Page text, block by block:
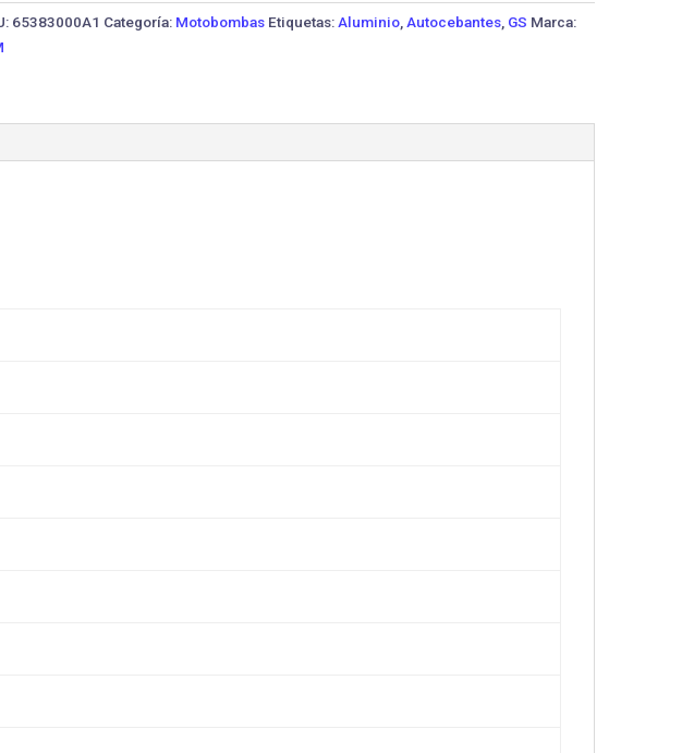
65383000A1 Categoría: Motobombas Etiquetas: Aluminio, Autocebantes, GS Marca: